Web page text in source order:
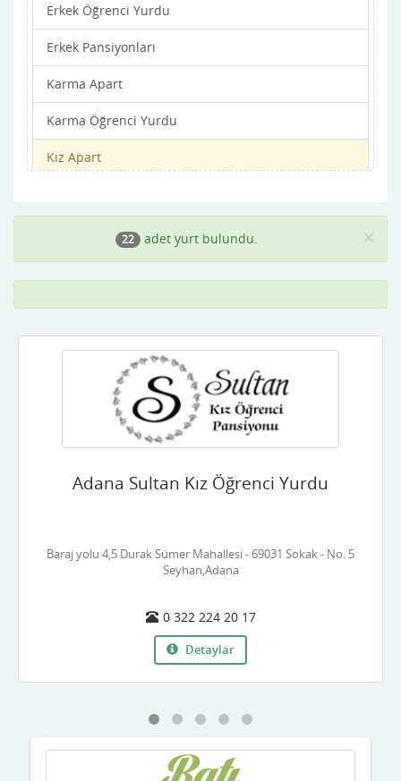
Balıkesir
Bartın
Batman
Bayburt
Bilecik
Burdur
Çorum
Denizli
Düzce
Eskişehir
Erkek Öğrenci Yurdu
Erkek Pansiyonları
Karma Apart
Karma Öğrenci Yurdu
Kız Apart
Kız Pansiyonları ×
22 adet yurt bulundu.
Adana Sultan Kız Öğrenci Yurdu
Baraj yolu 4,5 Durak Sümer Mahallesi - 69031 Sokak - No. 5
Seyhan,Adana
0 322 224 20 17
Detaylar